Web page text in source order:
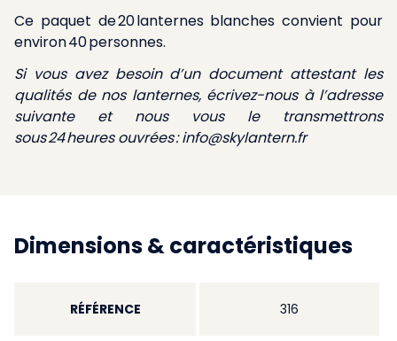
Ce paquet de 20 lanternes blanches convient pour
environ 40 personnes.
Si vous avez besoin d’un document attestant les
qualités de nos lanternes, écrivez-nous à l’adresse
suivante et nous vous le transmettrons
sous 24 heures ouvrées :info@skylantern.fr
Dimensions & caractéristiques
RÉFÉRENCE 316